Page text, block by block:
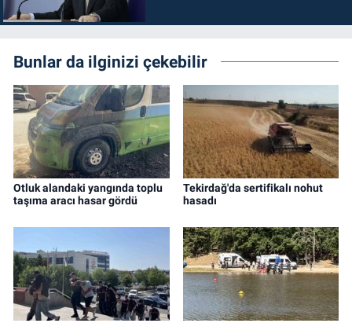
Bunlar da ilginizi çekebilir
Otluk alandaki yangında toplu
taşıma aracı hasar gördü
Tekirdağ'da sertifikalı nohut
hasadı